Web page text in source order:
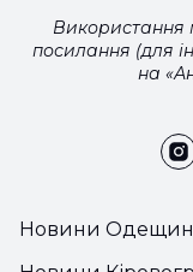
Новини
Використання
посилання (для
на